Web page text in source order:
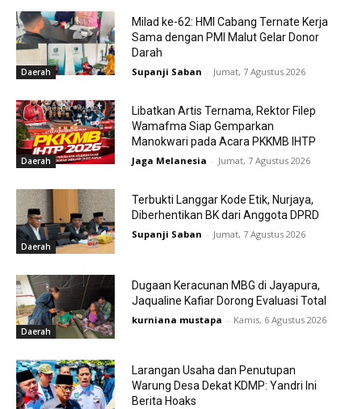
Daerah
Milad ke-62: HMI Cabang Ternate Kerja
Sama dengan PMI Malut Gelar Donor
Darah
Supanji Saban - Jumat, 7 Agustus 2026
Daerah
Libatkan Artis Ternama, Rektor Filep
Wamafma Siap Gemparkan
Manokwari pada Acara PKKMB IHTP
Jaga Melanesia - Jumat, 7 Agustus 2026
Daerah
Terbukti Langgar Kode Etik, Nurjaya,
Diberhentikan BK dari Anggota DPRD
Supanji Saban - Jumat, 7 Agustus 2026
Daerah
Dugaan Keracunan MBG di Jayapura,
Jaqualine Kafiar Dorong Evaluasi Total
kurniana mustapa - Kamis, 6 Agustus 2026
Larangan Usaha dan Penutupan
Warung Desa Dekat KDMP: Yandri Ini
Berita Hoaks